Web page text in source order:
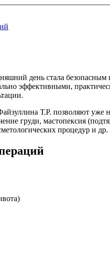
день стала
эффективными,
Т.Р. позволяют
груди, мастопексия
процедур и др.